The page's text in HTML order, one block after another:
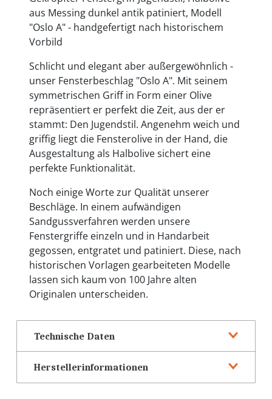
aus Messing dunkel antik patiniert, Modell
"Oslo A" - handgefertigt nach historischem
Vorbild
Schlicht und elegant aber außergewöhnlich -
unser Fensterbeschlag "Oslo A". Mit seinem
symmetrischen Griff in Form einer Olive
repräsentiert er perfekt die Zeit, aus der er
stammt: Den Jugendstil. Angenehm weich und
griffig liegt die Fensterolive in der Hand, die
Ausgestaltung als Halbolive sichert eine
perfekte Funktionalität.
Noch einige Worte zur Qualität unserer
Beschläge. In einem aufwändigen
Sandgussverfahren werden unsere
Fenstergriffe einzeln und in Handarbeit
gegossen, entgratet und patiniert. Diese, nach
historischen Vorlagen gearbeiteten Modelle
lassen sich kaum von 100 Jahre alten
Originalen unterscheiden.
Technische Daten
Herstellerinformationen